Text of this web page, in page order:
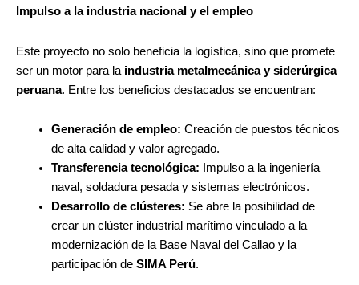
Impulso a la industria nacional y el empleo
Este proyecto no solo beneficia la logística, sino que promete
ser un motor para la industria metalmecánica y siderúrgica
peruana. Entre los beneficios destacados se encuentran:
Generación de empleo: Creación de puestos técnicos
de alta calidad y valor agregado.
Transferencia tecnológica: Impulso a la ingeniería
naval, soldadura pesada y sistemas electrónicos.
Desarrollo de clústeres: Se abre la posibilidad de
crear un clúster industrial marítimo vinculado a la
modernización de la Base Naval del Callao y la
participación de SIMA Perú.